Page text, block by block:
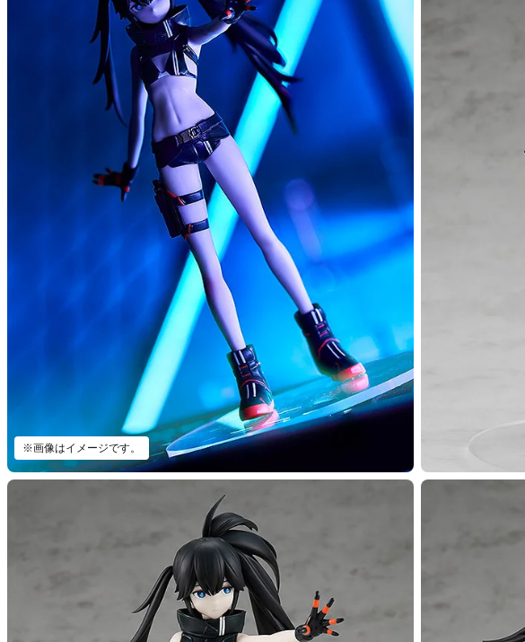
※画像はイメージです。